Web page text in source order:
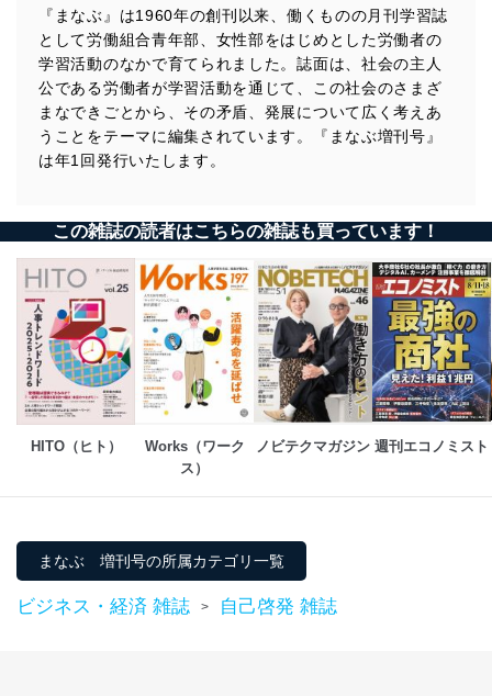
ます。また、目的外利用を行わないために、適切な管理
措置を講じます。
法令遵守
当社は、個人情報に関連する法令、国が定める指針及び
その他の規範を遵守します。また、当社の管理の仕組み
に、これらの法令及びその他の規範を常に適合させま
す。
に、下記セキュリティ対策をはじめとする安全対策を実
施し、個人情報の漏えい、滅失またはき損の防止及び是
正に努めます。
アクセス制御
個人データを取り扱うことのできる機器及び当該
機器を取り扱う従業者を明確化し、 個人データへ
の不要なアクセスを防止しています。
アクセス者の識別と認証
機器に標準装備されているユーザー制御機能（ユ
外部からの不正アクセス等の防止
個人データを取り扱う機器等のオペレーティング
システムを最新の状態に保持しています。
『まなぶ』は1960年の創刊以来、働くものの月刊学習誌
として労働組合青年部、女性部をはじめとした労働者の
学習活動のなかで育てられました。誌面は、社会の主人
公である労働者が学習活動を通じて、この社会のさまざ
まなできごとから、その矛盾、発展について広く考えあ
うことをテーマに編集されています。『まなぶ増刊号』
は年1回発行いたします。
この雑誌の読者はこちらの雑誌も買っています！
HITO（ヒト）
Works（ワーク
ス）
ノビテクマガジン 週刊エコノミスト
まなぶ 増刊号の所属カテゴリ一覧
ビジネス・経済 雑誌 > 自己啓発 雑誌